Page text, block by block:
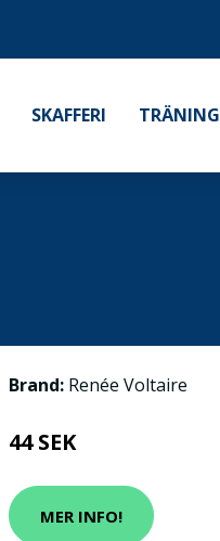
SKAFFERI TRÄNING
Brand: Renée Voltaire
44 SEK
MER INFO!